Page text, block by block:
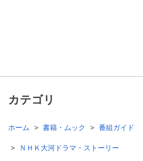
カテゴリ
ホーム 書籍・ムック 番組ガイド
ＮＨＫ大河ドラマ・ストーリー